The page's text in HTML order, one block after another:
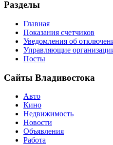
Разделы
Главная
Показания счетчиков
Уведомления об
Управляющие
Посты
Сайты Владивостока
Авто
Кино
Недвижимость
Новости
Объявления
Работа